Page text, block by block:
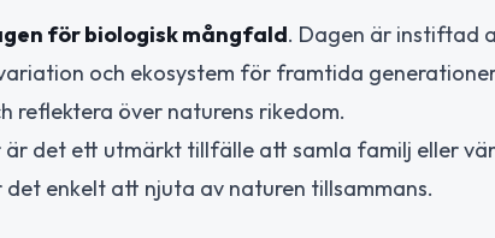
för biologisk mångfald. Dagen är instiftad
och ekosystem för framtida
reflektera över naturens rikedom.
är det ett utmärkt tillfälle att samla familj eller
enkelt att njuta av naturen tillsammans.